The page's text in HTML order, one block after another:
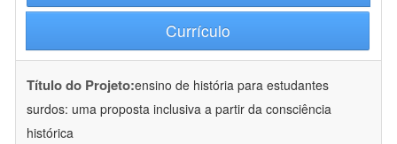
Currículo
Título do Projeto:ensino de história para estudantes
surdos: uma proposta inclusiva a partir da consciência
histórica